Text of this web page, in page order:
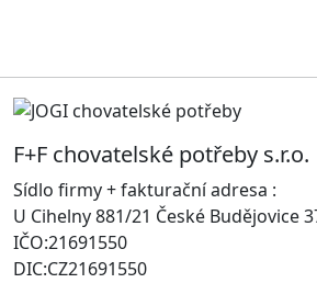
F+F chovatelské potřeby s.r.o.
Sídlo firmy + fakturační adresa :
U Cihelny 881/21 České Budějovice
IČO:21691550
DIC:CZ21691550